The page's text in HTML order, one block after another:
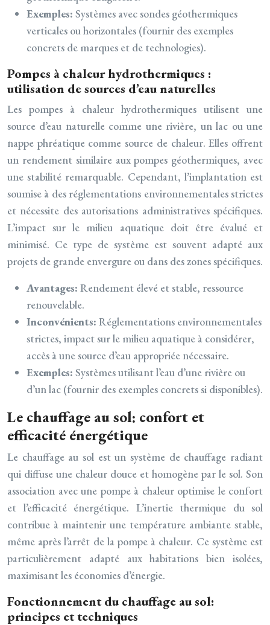
Exemples: Systèmes avec sondes géothermiques
verticales ou horizontales (fournir des exemples
concrets de marques et de technologies).
Pompes à chaleur hydrothermiques :
utilisation de sources d’eau naturelles
Les pompes à chaleur hydrothermiques utilisent une
source d’eau naturelle comme une rivière, un lac ou une
nappe phréatique comme source de chaleur. Elles offrent
un rendement similaire aux pompes géothermiques, avec
une stabilité remarquable. Cependant, l’implantation est
soumise à des réglementations environnementales strictes
et nécessite des autorisations administratives spécifiques.
L’impact sur le milieu aquatique doit être évalué et
minimisé. Ce type de système est souvent adapté aux
projets de grande envergure ou dans des zones spécifiques.
Avantages: Rendement élevé et stable, ressource
renouvelable.
Inconvénients: Réglementations environnementales
strictes, impact sur le milieu aquatique à considérer,
accès à une source d’eau appropriée nécessaire.
Exemples: Systèmes utilisant l’eau d’une rivière ou
d’un lac (fournir des exemples concrets si disponibles).
Le chauffage au sol: confort et
efficacité énergétique
Le chauffage au sol est un système de chauffage radiant
qui diffuse une chaleur douce et homogène par le sol. Son
association avec une pompe à chaleur optimise le confort
et l’efficacité énergétique. L’inertie thermique du sol
contribue à maintenir une température ambiante stable,
même après l’arrêt de la pompe à chaleur. Ce système est
particulièrement adapté aux habitations bien isolées,
maximisant les économies d’énergie.
Fonctionnement du chauffage au sol:
principes et techniques